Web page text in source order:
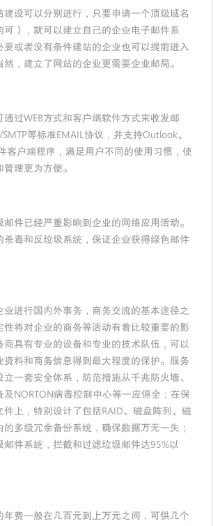
设可以分别进行，只要申请一个顶级域名
可），就可以建立自己的企业电子邮件系
要或者没有条件建站的企业也可以提前进入
，建立了网站的企业更需要企业邮局。
过WEB方式和客户端软件方式来收发邮
等标准EMAIL协议，并支持Outlook、
客户端程序，满足用户不同的使用习惯，使
理更为方便。
已经严重影响到企业的网络应用活动。
杀毒和反垃圾系统，保证企业获得绿色邮件
进行国内外事务，商务交流的基本途径之
性将对企业的商务等活动有着比较重要的影
商具有专业的设备和专业的技术队伍，可以
资料和商务信息得到最大程度的保护。服务
一套安全体系，防范措施从千兆防火墙、
NORTON病毒控制中心等一应俱全；在保
上，特别设计了包括RAID、磁盘阵列、磁
多级冗余备份系统，确保数据万无一失；
邮件系统，拦截和过滤垃圾邮件达95%以
费一般在几百元到上万元之间，可供几个